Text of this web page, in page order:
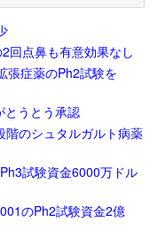
回点鼻も有意効果なし
張症薬のPh2試験を
とうとう承認
階のシュタルガルト病薬
試験資金6000万ドル
のPh2試験資金2億